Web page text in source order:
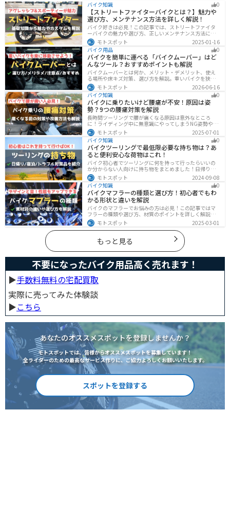
バイク知識 0
【ストリートファイターバイクとは？】魅力や
選び方、メンテナンス方法を詳しく解説！
バイク好きは必見！この記事では、ストリートファイタ
ーバイクの魅力や選び方、正しいメンテナンス方法につ
いて解説しています。実はストリートファイターバイク
は、個性的なデザインと高い走行性能が魅力です。この
記事を読めば、ストリートファイターバイクの魅力がわ
かります。
モトスポット
2025-01-16
バイク用品
0
バイクを簡単に運べる「バイクムーバー」はど
んなツール？おすすめポイントも解説
バイクムーバーとは何か、メリット・デメリット、使え
る場所や床キズ対策、選び方を解説。重いバイクを狭い
ガレージで楽に移動したい方へ、ワールドウォークやFov
nyなどおすすめ商品2選の特徴も紹介します。駐車時の切
り返しや転倒の不安を減らしたいライダー必見です。導
入前の注意点もわかります。安全面まで確認。
モトスポット
2026-06-16
バイク知識
0
バイクに乗りたいけど腰痛が不安！原因は姿
勢？9つの腰痛対策を解説
長時間ツーリングで腰が痛くなる原因は意外なところ
に！ライディング中に無意識にやってしまうNG姿勢や体
への負担、今すぐ見直せる予防・対策法をわかりやすく
解説。腰痛対策に効果的な便利アイテムも紹介し、快適
で楽しいツーリングをサポートします。
モトスポット
2025-07-01
バイク知識
0
バイクツーリングで最低限必要な持ち物は？あ
ると便利安心な荷物はこれ！
バイク初心者でツーリングに何を持って行ったらいいの
か分からない人向けに持ち物をまとめました！日帰りや1
泊以上の日数別、トラブル対策やメンテ用品、出先であ
ると便利なアイテムまで全て解説しています。アレを忘
れた！持ってきたけど使わなかったなど出先で困らない
よう自分に必要な荷物を把握しておきましょう。
モトスポット
2024-09-08
バイク知識
0
バイクマフラーの種類と選び方！初心者でもわ
かる形状と違いを解説
バイクのマフラーでお悩みの方は必見！この記事ではマ
フラーの種類や選び方、材質のポイントを詳しく解説し
ています。実は初めてのカスタマイズには、先端だけ変
えられるスリップオンマフラーがおすすめです。記事を
読めば、理想のサウンドと走りを手に入れられます。
モトスポット 2025-03-01
もっと見る
不要になったバイク用品高く売れます！
▶︎手数料無料の宅配買取
実際に売ってみた体験談
▶︎こちら
あなたのオススメスポットを登録しませんか？
モトスポットでは、皆様からオススメスポットを募集しています！
全ライダーのための最高なサービス作りに、ご協力よろしくお願いいたします。
スポットを登録する